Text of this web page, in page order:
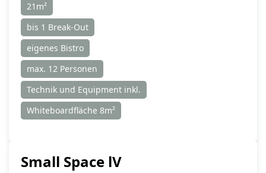
21m²
bis 1 Break-Out
eigenes Bistro
max. 12 Personen
Technik und Equipment inkl.
Whiteboardfläche 8m²
Small Space lV